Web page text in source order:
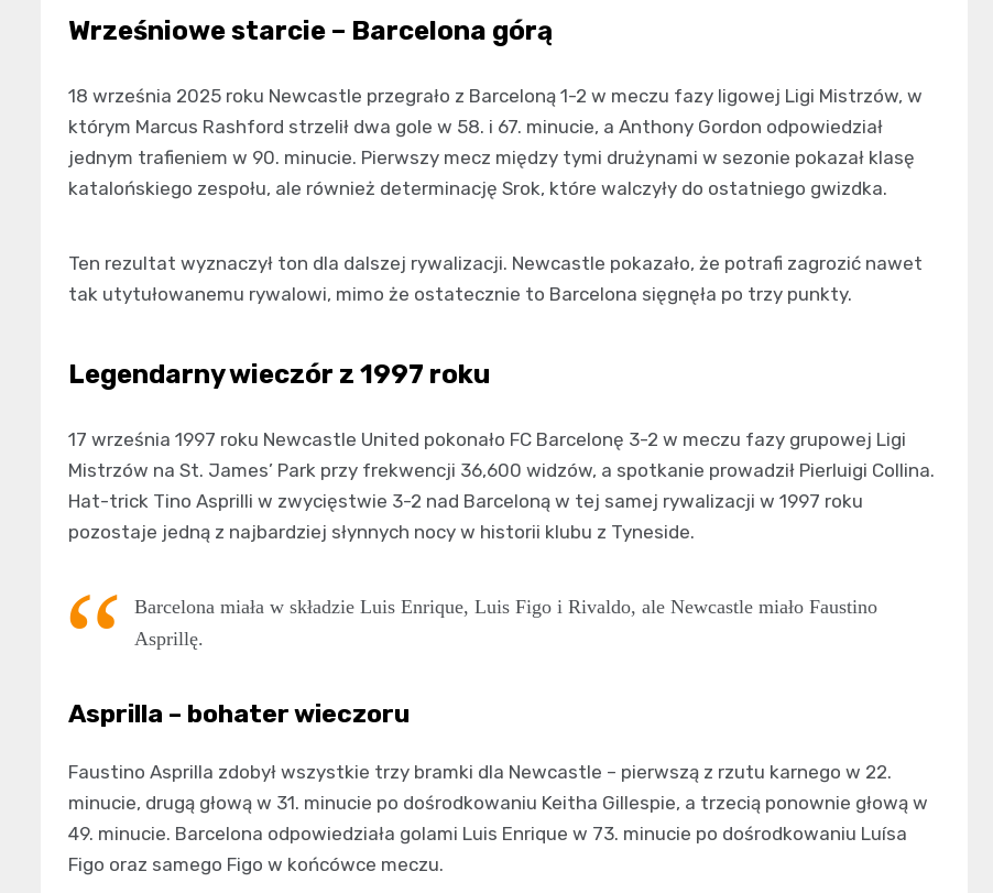
Wrześniowe starcie – Barcelona górą
18 września 2025 roku Newcastle przegrało z Barceloną 1-2 w meczu fazy ligowej Ligi Mistrzów, w
którym Marcus Rashford strzelił dwa gole w 58. i 67. minucie, a Anthony Gordon odpowiedział
jednym trafieniem w 90. minucie. Pierwszy mecz między tymi drużynami w sezonie pokazał klasę
katalońskiego zespołu, ale również determinację Srok, które walczyły do ostatniego gwizdka.
Ten rezultat wyznaczył ton dla dalszej rywalizacji. Newcastle pokazało, że potrafi zagrozić nawet
tak utytułowanemu rywalowi, mimo że ostatecznie to Barcelona sięgnęła po trzy punkty.
Legendarny wieczór z 1997 roku
17 września 1997 roku Newcastle United pokonało FC Barcelonę 3-2 w meczu fazy grupowej Ligi
Mistrzów na St. James’ Park przy frekwencji 36,600 widzów, a spotkanie prowadził Pierluigi Collina.
Hat-trick Tino Asprilli w zwycięstwie 3-2 nad Barceloną w tej samej rywalizacji w 1997 roku
pozostaje jedną z najbardziej słynnych nocy w historii klubu z Tyneside.
Barcelona miała w składzie Luis Enrique, Luis Figo i Rivaldo, ale Newcastle miało Faustino
Asprillę.
Asprilla – bohater wieczoru
Faustino Asprilla zdobył wszystkie trzy bramki dla Newcastle – pierwszą z rzutu karnego w 22.
minucie, drugą głową w 31. minucie po dośrodkowaniu Keitha Gillespie, a trzecią ponownie głową w
49. minucie. Barcelona odpowiedziała golami Luis Enrique w 73. minucie po dośrodkowaniu Luísa
Figo oraz samego Figo w końcówce meczu.